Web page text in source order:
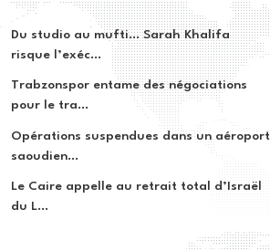
Du studio au mufti… Sarah Khalifa
risque l’exéc...
Trabzonspor entame des négociations
pour le tra...
Opérations suspendues dans un aéroport
saoudien...
Le Caire appelle au retrait total d’Israël
du L...